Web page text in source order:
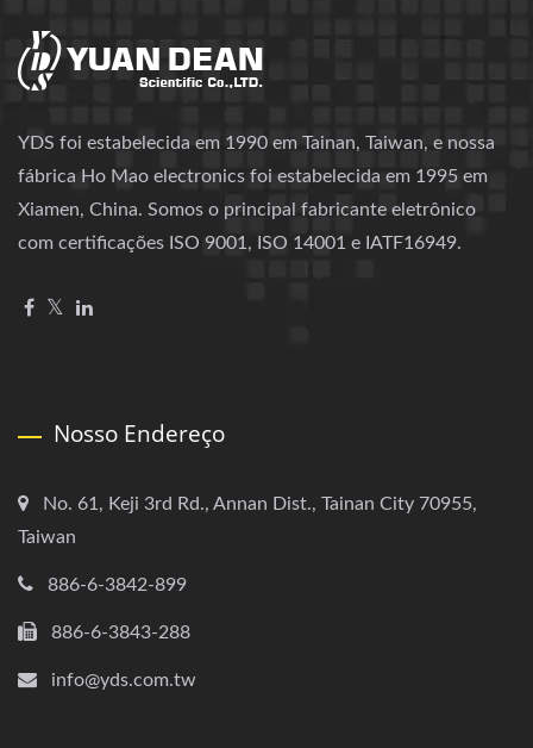
YDS foi estabelecida em 1990 em Tainan, Taiwan, e nossa
fábrica Ho Mao electronics foi estabelecida em 1995 em
Xiamen, China. Somos o principal fabricante eletrônico
com certificações ISO 9001, ISO 14001 e IATF16949.
Nosso Endereço
No. 61, Keji 3rd Rd., Annan Dist., Tainan City 70955,
Taiwan
886-6-3842-899
886-6-3843-288
info@yds.com.tw